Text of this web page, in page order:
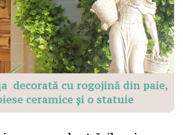
decorată cu rogojină din paie,
ceramice și o statuie